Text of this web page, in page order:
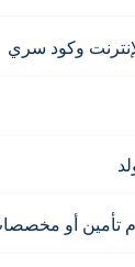
وكود سري
أو مخصصات